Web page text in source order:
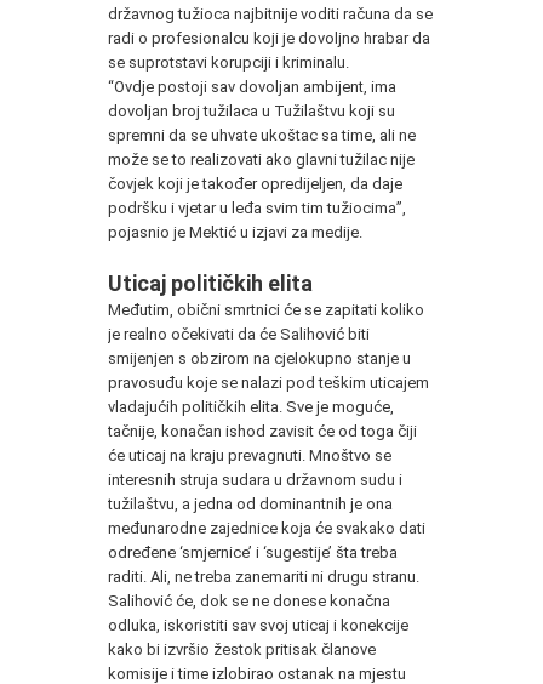
državnog tužioca najbitnije voditi računa da se
radi o profesionalcu koji je dovoljno hrabar da
se suprotstavi korupciji i kriminalu.
“Ovdje postoji sav dovoljan ambijent, ima
dovoljan broj tužilaca u Tužilaštvu koji su
spremni da se uhvate ukoštac sa time, ali ne
može se to realizovati ako glavni tužilac nije
čovjek koji je također opredijeljen, da daje
podršku i vjetar u leđa svim tim tužiocima”,
pojasnio je Mektić u izjavi za medije.
Uticaj političkih elita
Međutim, obični smrtnici će se zapitati koliko
je realno očekivati da će Salihović biti
smijenjen s obzirom na cjelokupno stanje u
pravosuđu koje se nalazi pod teškim uticajem
vladajućih političkih elita. Sve je moguće,
tačnije, konačan ishod zavisit će od toga čiji
će uticaj na kraju prevagnuti. Mnoštvo se
interesnih struja sudara u državnom sudu i
tužilaštvu, a jedna od dominantnih je ona
međunarodne zajednice koja će svakako dati
određene ‘smjernice’ i ‘sugestije’ šta treba
raditi. Ali, ne treba zanemariti ni drugu stranu.
Salihović će, dok se ne donese konačna
odluka, iskoristiti sav svoj uticaj i konekcije
kako bi izvršio žestok pritisak članove
komisije i time izlobirao ostanak na mjestu